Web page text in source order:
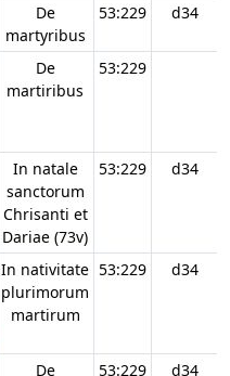
De
martyribus
53:229 d34
De
martiribus
53:229
In natale
sanctorum
Chrisanti et
Dariae (73v)
53:229 d34
In nativitate
plurimorum
martirum
53:229 d34
De 53:229 d34